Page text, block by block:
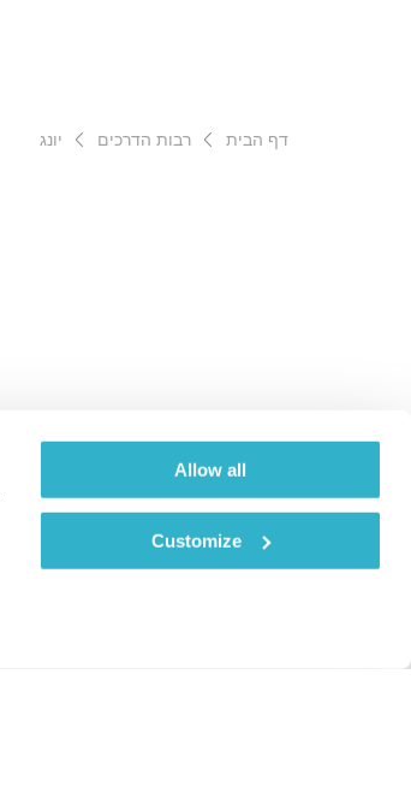
Allow all
Customize
דף הבית רבות הדרכים יונג